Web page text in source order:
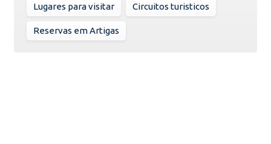
Lugares para visitar Circuitos turisticos
Reservas em Artigas